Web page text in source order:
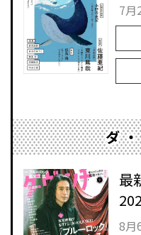
7月
ダ
最
8月